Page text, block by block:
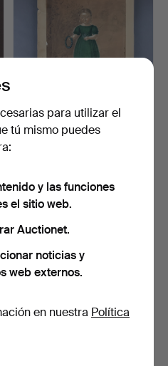
--UNBEKANNTER
KÜNSTLER (19.JH.). - Niña
105 USD
para utilizar el
tú mismo puedes
y las funciones
el sitio web.
Auctionet.
noticias y
web externos.
en nuestra Política